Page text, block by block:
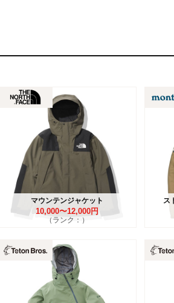
マウンテンジャケット
10,000〜12,000円
（ランク：）
ス